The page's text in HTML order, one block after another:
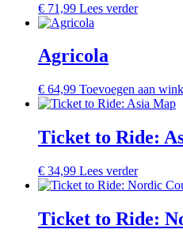
€ 71,99 Lees verder
Agricola
€ 64,99 Toevoegen aan
Ticket to Ride:
€ 34,99 Lees verder
Ticket to Ride: